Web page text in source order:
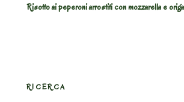
Risotto ai peperoni arrostiti con mozzarella e
RICERCA